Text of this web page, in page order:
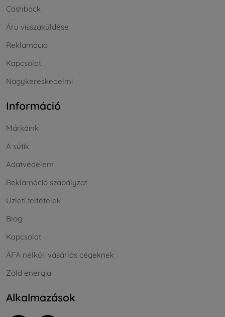
Cashback
Áru visszaküldése
Reklamáció
Kapcsolat
Nagykereskedelmi
Információ
Márkáink
A sütik
Adatvédelem
Reklamáció szabályzat
Üzleti feltételek
Blog
Kapcsolat
ÁFA nélküli vásárlás cégeknek
Zöld energia
Alkalmazások